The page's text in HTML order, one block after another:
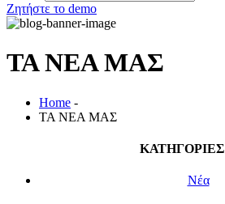
Ζητήστε το demo
ΤΑ ΝΕΑ ΜΑΣ
Home -
ΤΑ ΝΕΑ ΜΑΣ
ΚΑΤΗΓΟΡΙΕΣ
Νέα